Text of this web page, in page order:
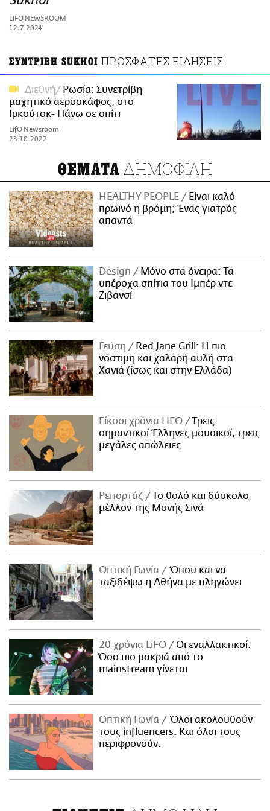
ΑΜΠΑ
PRINT
LIFO NEWSROOM
12.7.2024
ΣΥΝΤΡΙΒΗ SUKHOI ΠΡΟΣΦΑΤΕΣ ΕΙΔΗΣΕΙΣ
Διεθνή
Ρωσία: Συνετρίβη
μαχητικό αεροσκάφος, στο
Ιρκούτσκ- Πάνω σε σπίτι
LifO Newsroom
23.10.2022
ΘΕΜΑΤΑ ΔΗΜΟΦΙΛΗ
HEALTHY PEOPLE
Είναι καλό
πρωινό η βρόμη; Ένας γιατρός
απαντά
Design
Μόνο στα όνειρα: Τα
υπέροχα σπίτια του Ιμπέρ ντε
Ζιβανσί
Γεύση
Red Jane Grill: Η πιο
νόστιμη και χαλαρή αυλή στα
Χανιά (ίσως και στην Ελλάδα)
Είκοσι χρόνια LIFO
Tρεις
σημαντικοί Έλληνες μουσικοί, τρεις
μεγάλες απώλειες
Ρεπορτάζ
Το θολό και δύσκολο
μέλλον της Μονής Σινά
Οπτική Γωνία
Όπου και να
ταξιδέψω η Αθήνα με πληγώνει
20 χρόνια LiFO
Οι εναλλακτικοί:
Όσο πιο μακριά από το
mainstream γίνεται
Οπτική Γωνία
Όλοι ακολουθούν
τους influencers. Και όλοι τους
περιφρονούν.